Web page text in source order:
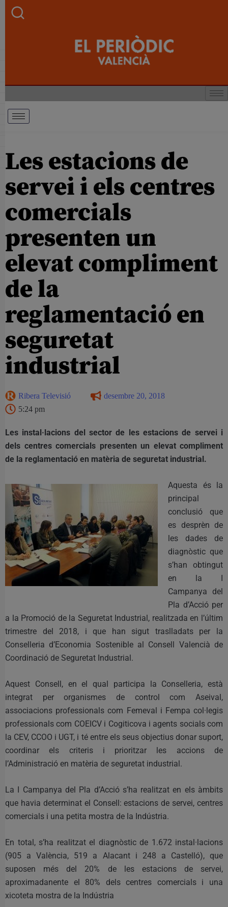
Les estacions de
servei i els centres
comercials
presenten un
elevat compliment
de la
reglamentació en
seguretat
industrial
Ribera Televisió
desembre 20, 2018
5:24 pm
Les instal·lacions del sector de les estacions de servei i
dels centres comercials presenten un elevat compliment
de la reglamentació en matèria de seguretat industrial.
Aquesta és la
principal
conclusió que
es desprèn de
les dades de
diagnòstic que
s’han obtingut
en la I
Campanya del
Pla d’Acció per
a la Promoció de la Seguretat Industrial, realitzada en l’últim
trimestre del 2018, i que han sigut traslladats per la
Conselleria d’Economia Sostenible al Consell Valencià de
Coordinació de Seguretat Industrial.
Aquest Consell, en el qual participa la Conselleria, està
integrat per organismes de control com Aseival,
associacions professionals com Femeval i Fempa col·legis
professionals com COEICV i Cogiticova i agents socials com
la CEV, CCOO i UGT, i té entre els seus objectius donar suport,
coordinar els criteris i prioritzar les accions de
l’Administració en matèria de seguretat industrial.
La I Campanya del Pla d’Acció s’ha realitzat en els àmbits
que havia determinat el Consell: estacions de servei, centres
comercials i una petita mostra de la Indústria.
En total, s’ha realitzat el diagnòstic de 1.672 instal·lacions
(905 a València, 519 a Alacant i 248 a Castelló), que
suposen més del 20% de les estacions de servei,
aproximadanente el 80% dels centres comercials i una
xicoteta mostra de la Indústria